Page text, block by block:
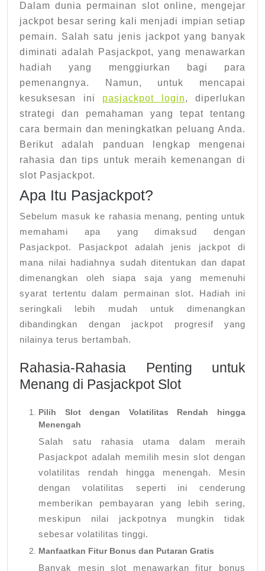
Panduan
Lengkap
untuk
Keberhasilan
Anda
Dalam dunia permainan slot online, mengejar
jackpot besar sering kali menjadi impian setiap
pemain. Salah satu jenis jackpot yang banyak
diminati adalah Pasjackpot, yang menawarkan
hadiah yang menggiurkan bagi para
pemenangnya. Namun, untuk mencapai
kesuksesan ini pasjackpot login, diperlukan
strategi dan pemahaman yang tepat tentang
cara bermain dan meningkatkan peluang Anda.
Berikut adalah panduan lengkap mengenai
rahasia dan tips untuk meraih kemenangan di
slot Pasjackpot.
Apa Itu Pasjackpot?
Sebelum masuk ke rahasia menang, penting untuk
memahami apa yang dimaksud dengan
Pasjackpot. Pasjackpot adalah jenis jackpot di
mana nilai hadiahnya sudah ditentukan dan dapat
dimenangkan oleh siapa saja yang memenuhi
syarat tertentu dalam permainan slot. Hadiah ini
seringkali lebih mudah untuk dimenangkan
dibandingkan dengan jackpot progresif yang
nilainya terus bertambah.
Rahasia-Rahasia Penting untuk
Menang di Pasjackpot Slot
Pilih Slot dengan Volatilitas Rendah hingga
Menengah
Salah satu rahasia utama dalam meraih
Pasjackpot adalah memilih mesin slot dengan
volatilitas rendah hingga menengah. Mesin
dengan volatilitas seperti ini cenderung
memberikan pembayaran yang lebih sering,
meskipun nilai jackpotnya mungkin tidak
sebesar volatilitas tinggi.
Manfaatkan Fitur Bonus dan Putaran Gratis
Banyak mesin slot menawarkan fitur bonus